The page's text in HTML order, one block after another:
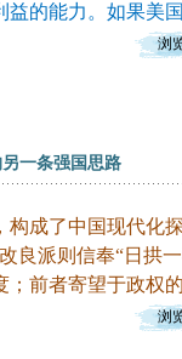
益的能力。如果美
浏
一条强国思路
了中国现代化探
良派则信奉“日拱
；前者寄望于政权
浏